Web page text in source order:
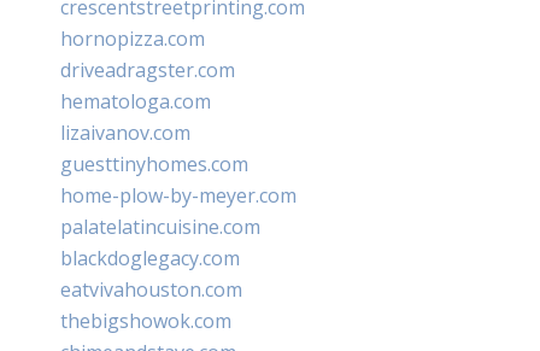
crescentstreetprinting.com
hornopizza.com
driveadragster.com
hematologa.com
lizaivanov.com
guesttinyhomes.com
home-plow-by-meyer.com
palatelatincuisine.com
blackdoglegacy.com
eatvivahouston.com
thebigshowok.com